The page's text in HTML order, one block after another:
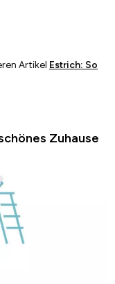
Artikel Estrich: So
Zuhause